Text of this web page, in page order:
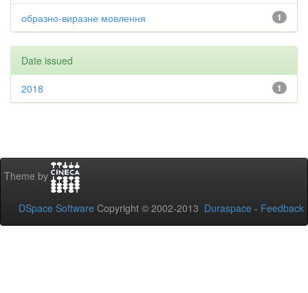
1
образно-виразне мовлення
Date issued
1
2018
Theme by
DSpace Software Copyright © 2002-2013 Duraspace - Feedback